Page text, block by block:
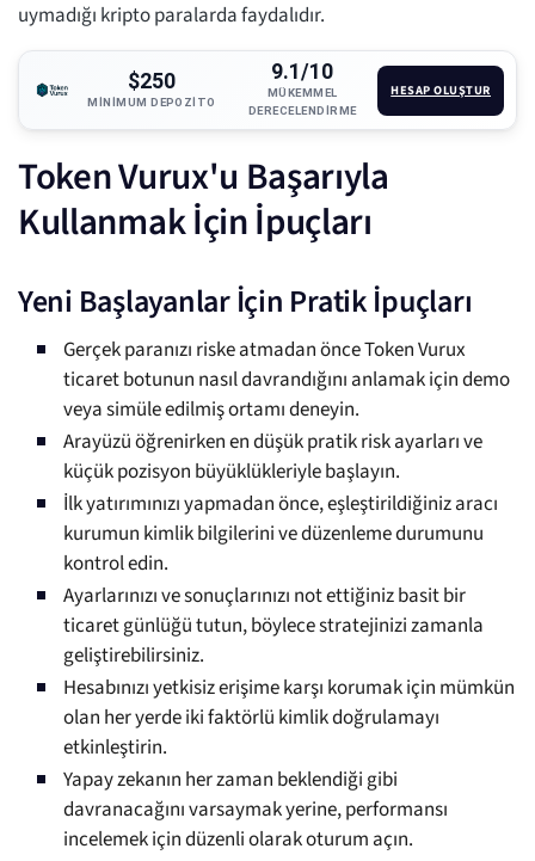
uymadığı kripto paralarda faydalıdır.
$250
MINIMUM DEPOZITO
9.1/10
MÜKEMMEL
DERECELENDIRME
HESAP OLUŞTUR
Token Vurux'u Başarıyla
Kullanmak İçin İpuçları
Yeni Başlayanlar İçin Pratik İpuçları
Gerçek paranızı riske atmadan önce Token Vurux
ticaret botunun nasıl davrandığını anlamak için demo
veya simüle edilmiş ortamı deneyin.
Arayüzü öğrenirken en düşük pratik risk ayarları ve
küçük pozisyon büyüklükleriyle başlayın.
İlk yatırımınızı yapmadan önce, eşleştirildiğiniz aracı
kurumun kimlik bilgilerini ve düzenleme durumunu
kontrol edin.
Ayarlarınızı ve sonuçlarınızı not ettiğiniz basit bir
ticaret günlüğü tutun, böylece stratejinizi zamanla
geliştirebilirsiniz.
Hesabınızı yetkisiz erişime karşı korumak için mümkün
olan her yerde iki faktörlü kimlik doğrulamayı
etkinleştirin.
Yapay zekanın her zaman beklendiği gibi
davranacağını varsaymak yerine, performansı
incelemek için düzenli olarak oturum açın.